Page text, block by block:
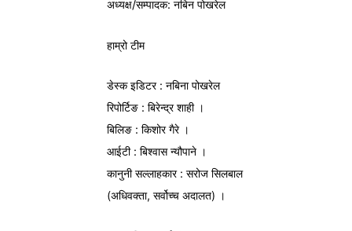
अध्यक्ष/सम्पादक: नबिन पोखरेल
हाम्रो टीम
डेस्क इडिटर : नबिना पोखरेल
रिपोर्टिङ : बिरेन्द्र शाही ।
बिलिङ : किशोर गैरे ।
आईटी : बिश्वास न्यौपाने ।
कानुनी सल्लाहकार : सरोज सिलबाल
(अधिवक्ता, सर्वोच्च अदालत) ।